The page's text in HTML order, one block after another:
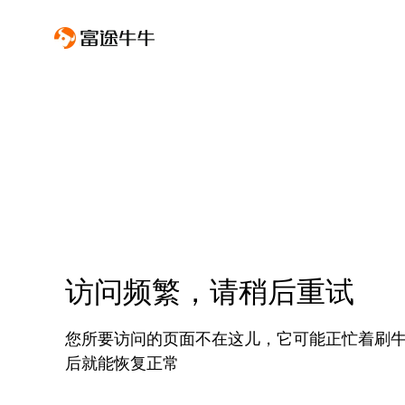
访问频繁，请稍后重试
您所要访问的页面不在这儿，它可能正忙着刷
后就能恢复正常